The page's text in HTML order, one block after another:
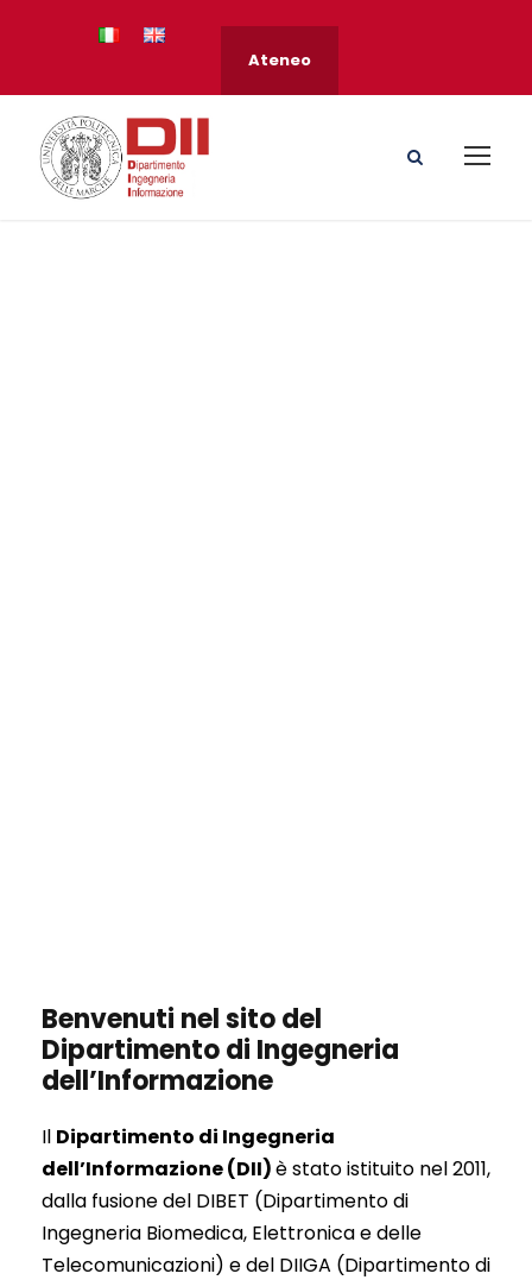
Ateneo
Benvenuti nel sito del
Dipartimento di Ingegneria
dell’Informazione
Il Dipartimento di Ingegneria
dell’Informazione (DII)è stato istituito nel 2011,
dalla fusione del DIBET (Dipartimento di
Ingegneria Biomedica, Elettronica e delle
Telecomunicazioni) e del DIIGA (Dipartimento di